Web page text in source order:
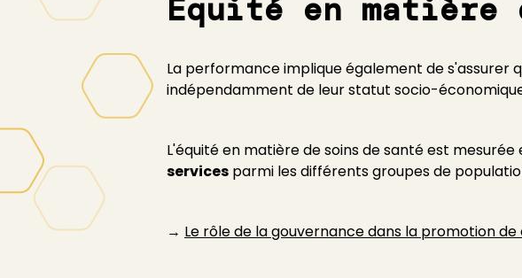
Équité en matière
La performance implique également de s'assurer
indépendamment de leur statut socio-
L'équité en matière de soins de santé est mesurée
services parmi les différents groupes de
→ Le rôle de la gouvernance dans la promotion